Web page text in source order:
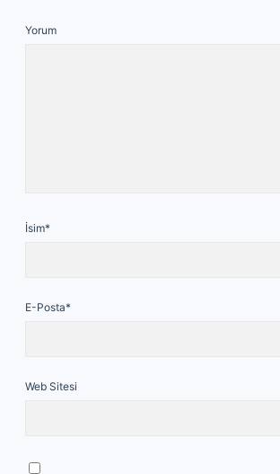
Yorum
İsim*
E-Posta*
Web Sitesi